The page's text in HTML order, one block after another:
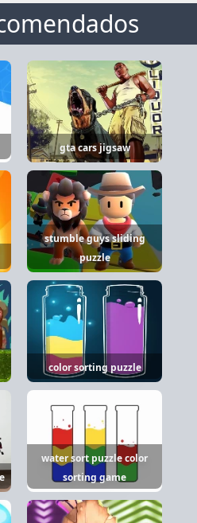
gta cars jigsaw
stumble guys sliding
puzzle
color sorting puzzle
water sort puzzle color
sorting game